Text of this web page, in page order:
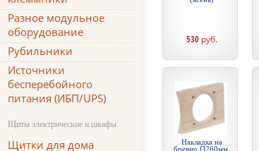
Разное модульное
оборудование
Рубильники
Источники
бесперебойного
питания (ИБП/UPS)
Щиты электрические и шкафы
Щитки для дома
530 руб.
Накладка на
бревно Ø260мм,